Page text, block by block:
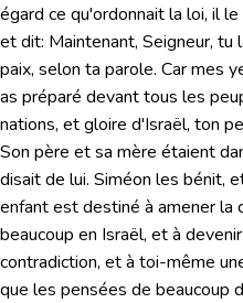
égard ce qu'ordonnait la loi, il
et dit: Maintenant, Seigneur,
paix, selon ta parole. Car mes
as préparé devant tous les
nations, et gloire d'Israël, ton
Son père et sa mère étaient
disait de lui. Siméon les bénit,
enfant est destiné à amener
beaucoup en Israël, et à
contradiction, et à toi-même
que les pensées de beaucoup